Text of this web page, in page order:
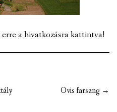
a hivatkozásra kattintva!
Ovis farsang →